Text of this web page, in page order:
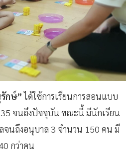
กษ์”ได้ใช้การเรียนการสอนแบบ
จนถึงปัจจุบัน ขณะนี้ มีนักเรียน
จนถึงอนุบาล 3 จำนวน 150 คน มี
กว่าคน